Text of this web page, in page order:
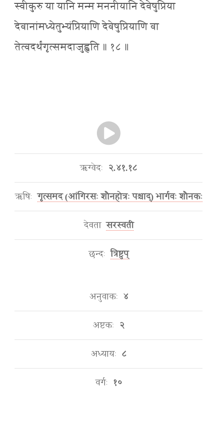
स्वीकुरु या यानि मन्म मननीयानि देवेषुप्रिया
देवानांमध्येतुभ्यंप्रियाणि देवेषुप्रियाणि वा
तेत्वदर्थंगृत्समदाजुह्वति ॥ १८ ॥
ऋग्वेदः २.४१.१८
ऋषिः गृत्समद (आंगिरसः शौनहोत्रः पश्चाद्) भार्गवः शौनकः
देवता सरस्वती
छन्दः त्रिष्टुप्
अनुवाकः ४
अष्टकः २
अध्यायः ८
वर्गः १०